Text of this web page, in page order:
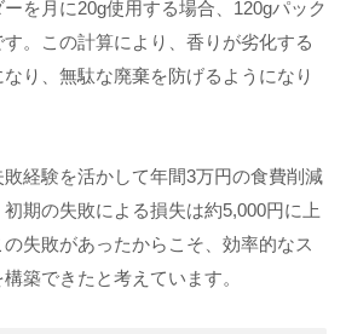
を月に20g使用する場合、120gパック
。この計算により、香りが劣化する
り、無駄な廃棄を防げるようになり
経験を活かして年間3万円の食費削減
期の失敗による損失は約5,000円に上
失敗があったからこそ、効率的なス
築できたと考えています。